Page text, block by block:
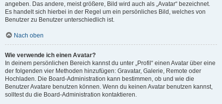
angeben. Das andere, meist größere, Bild wird auch als „Avatar“ bezeichnet.
Es handelt sich hierbei in der Regel um ein persönliches Bild, welches von
Benutzer zu Benutzer unterschiedlich ist.
Nach oben
Wie verwende ich einen Avatar?
In deinem persönlichen Bereich kannst du unter „Profil“ einen Avatar über eine
der folgenden vier Methoden hinzufügen: Gravatar, Galerie, Remote oder
Hochladen. Die Board-Administration kann bestimmen, ob und wie die
Benutzer Avatare benutzen können. Wenn du keinen Avatar benutzen kannst,
solltest du die Board-Administration kontaktieren.